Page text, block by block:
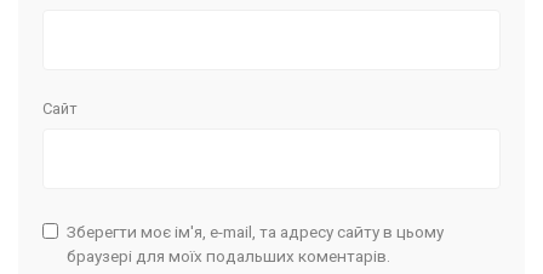
Сайт
Зберегти моє ім'я, e-mail, та адресу сайту в цьому
браузері для моїх подальших коментарів.